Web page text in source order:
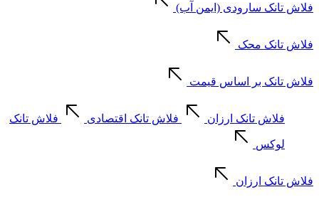
فلاش تانک سارودی (ایمن آب)
فلاش تانک محک
فلاش تانک بر اساس قیمت
فلاش تانک ارزان فلاش تانک اقتصادی فلاش تانک
لوکس
فلاش تانک ارزان